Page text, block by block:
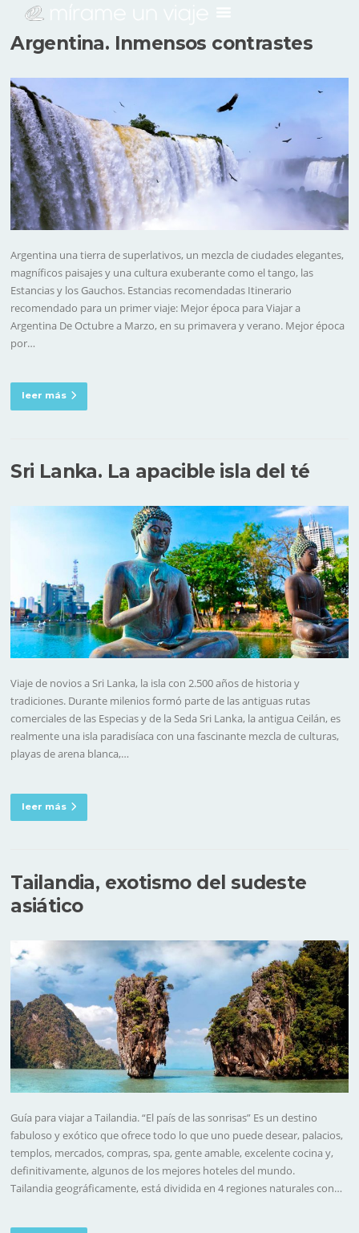
Argentina. Inmensos contrastes
Argentina una tierra de superlativos, un mezcla de ciudades elegantes,
magníficos paisajes y una cultura exuberante como el tango, las
Estancias y los Gauchos. Estancias recomendadas Itinerario
recomendado para un primer viaje: Mejor época para Viajar a
Argentina De Octubre a Marzo, en su primavera y verano. Mejor época
por…
leer más
Sri Lanka. La apacible isla del té
Viaje de novios a Sri Lanka, la isla con 2.500 años de historia y
tradiciones. Durante milenios formó parte de las antiguas rutas
comerciales de las Especias y de la Seda Sri Lanka, la antigua Ceilán, es
realmente una isla paradisíaca con una fascinante mezcla de culturas,
playas de arena blanca,…
leer más
Tailandia, exotismo del sudeste
asiático
Guía para viajar a Tailandia. “El país de las sonrisas” Es un destino
fabuloso y exótico que ofrece todo lo que uno puede desear, palacios,
templos, mercados, compras, spa, gente amable, excelente cocina y,
definitivamente, algunos de los mejores hoteles del mundo.
Tailandia geográficamente, está dividida en 4 regiones naturales con…